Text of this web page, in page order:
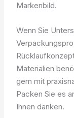
Markenbild.
Wenn Sie
Materialien
gern mit
Packen Sie es
Ihnen danken.